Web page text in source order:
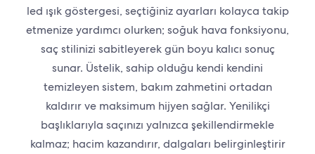
led ışık göstergesi, seçtiğiniz ayarları kolayca takip
etmenize yardımcı olurken; soğuk hava fonksiyonu,
saç stilinizi sabitleyerek gün boyu kalıcı sonuç
sunar. Üstelik, sahip olduğu kendi kendini
temizleyen sistem, bakım zahmetini ortadan
kaldırır ve maksimum hijyen sağlar. Yenilikçi
başlıklarıyla saçınızı yalnızca şekillendirmekle
kalmaz; hacim kazandırır, dalgaları belirginleştirir